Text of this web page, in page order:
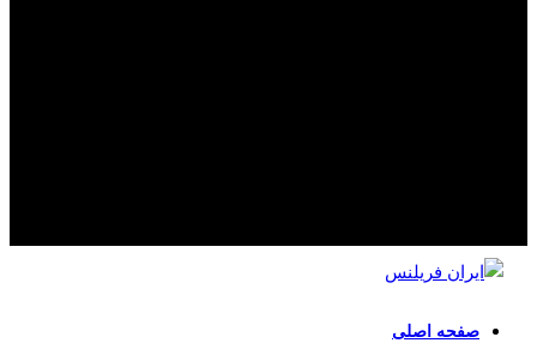
صفحه اصلی